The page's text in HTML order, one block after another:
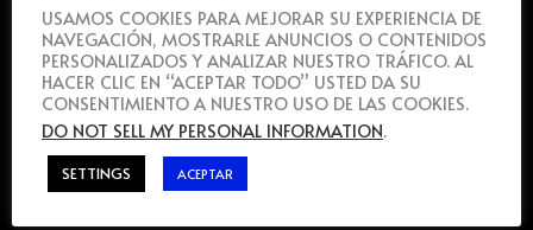
USAMOS COOKIES PARA MEJORAR SU EXPERIENCIA DE
NAVEGACIÓN, MOSTRARLE ANUNCIOS O CONTENIDOS
PERSONALIZADOS Y ANALIZAR NUESTRO TRÁFICO. AL
HACER CLIC EN “ACEPTAR TODO” USTED DA SU
CONSENTIMIENTO A NUESTRO USO DE LAS COOKIES.
DO NOT SELL MY PERSONAL INFORMATION.
SETTINGS ACEPTAR